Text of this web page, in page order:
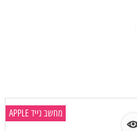
מחשב נייד APPLE